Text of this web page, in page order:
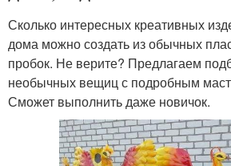
Сколько интересных креативных
дома можно создать из обычных
пробок. Не верите? Предлагаем
необычных вещиц с подробным
Сможет выполнить даже новичок.